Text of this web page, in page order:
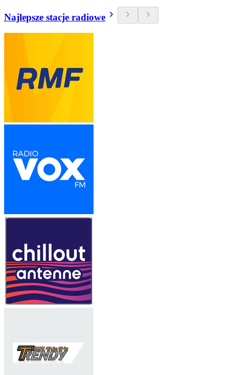
Najlepsze stacje radiowe